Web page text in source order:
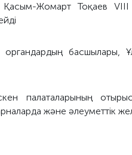
Жомарт Тоқаев VIII
органдардың басшылары,
палаталарының
және әлеуметтік